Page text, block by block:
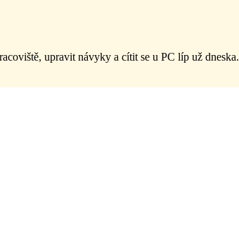
upravit návyky a cítit se u PC líp už dneska.